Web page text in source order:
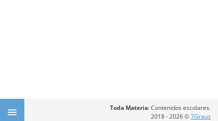
Toda Materia: Contenidos escolares.
2018 - 2026 ©7Graus